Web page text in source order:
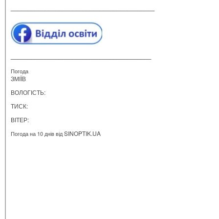
Погода
ЗМІЇВ
ВОЛОГІСТЬ:
ТИСК:
ВІТЕР:
Погода на 10 днів відSINOPTIK.UA